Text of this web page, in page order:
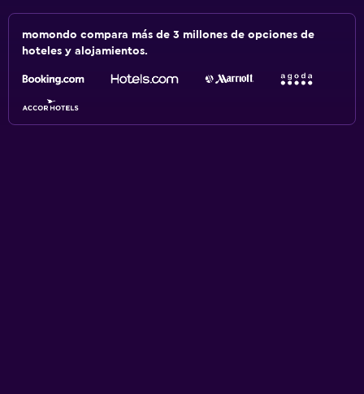
momondo compara más de 3 millones de opciones de
hoteles y alojamientos.